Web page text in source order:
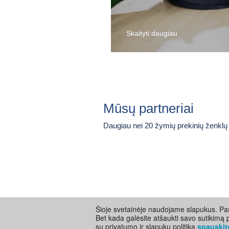
Skaityti daugiau
Mūsų partneriai
Daugiau nei 20 žymių prekinių ženklų
Visos teisės saugomos ©Informacija
Šioje svetainėje naudojame slapukus.
Bet kada galėsite atšaukti savo
su privatumo ir slapukų politika